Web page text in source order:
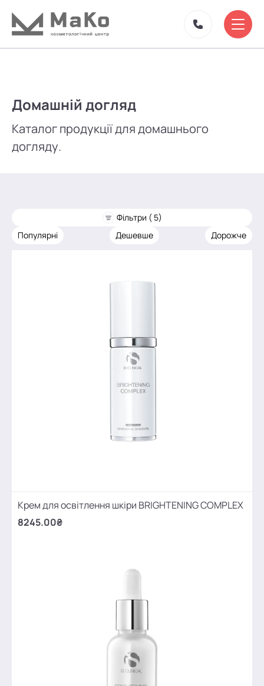
Домашній догляд
Каталог продукції для домашнього
догляду.
Фільтри ( 5)
Популярні
Дешевше Дорожче
Крем для освітлення шкіри BRIGHTENING COMPLEX
8245.00₴